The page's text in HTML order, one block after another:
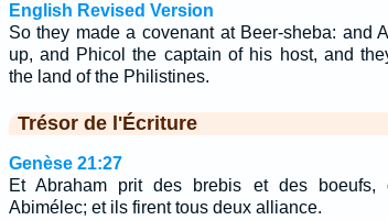
English Revised Version
So they made a covenant at Beer-sheba: and
up, and Phicol the captain of his host, and
the land of the Philistines.
Trésor de l'Écriture
Genèse 21:27
Et Abraham prit des brebis et des boeufs,
Abimélec; et ils firent tous deux alliance.